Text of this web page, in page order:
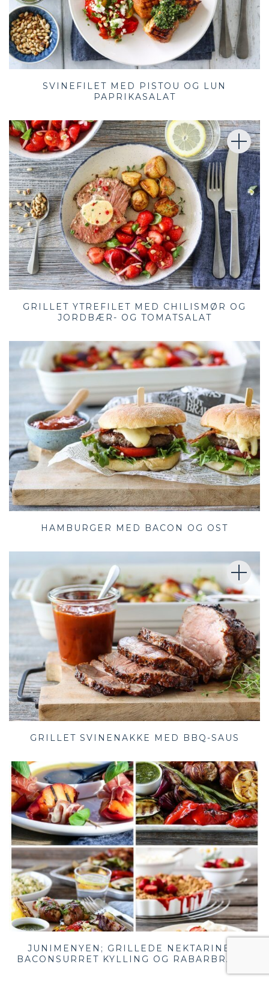
SVINEFILET MED PISTOU OG LUN
PAPRIKASALAT
GRILLET YTREFILET MED CHILISMØR OG
JORDBÆR- OG TOMATSALAT
HAMBURGER MED BACON OG OST
GRILLET SVINENAKKE MED BBQ-SAUS
JUNIMENYEN; GRILLEDE NEKTARINER,
BACONSURRET KYLLING OG RABARBRAPAI